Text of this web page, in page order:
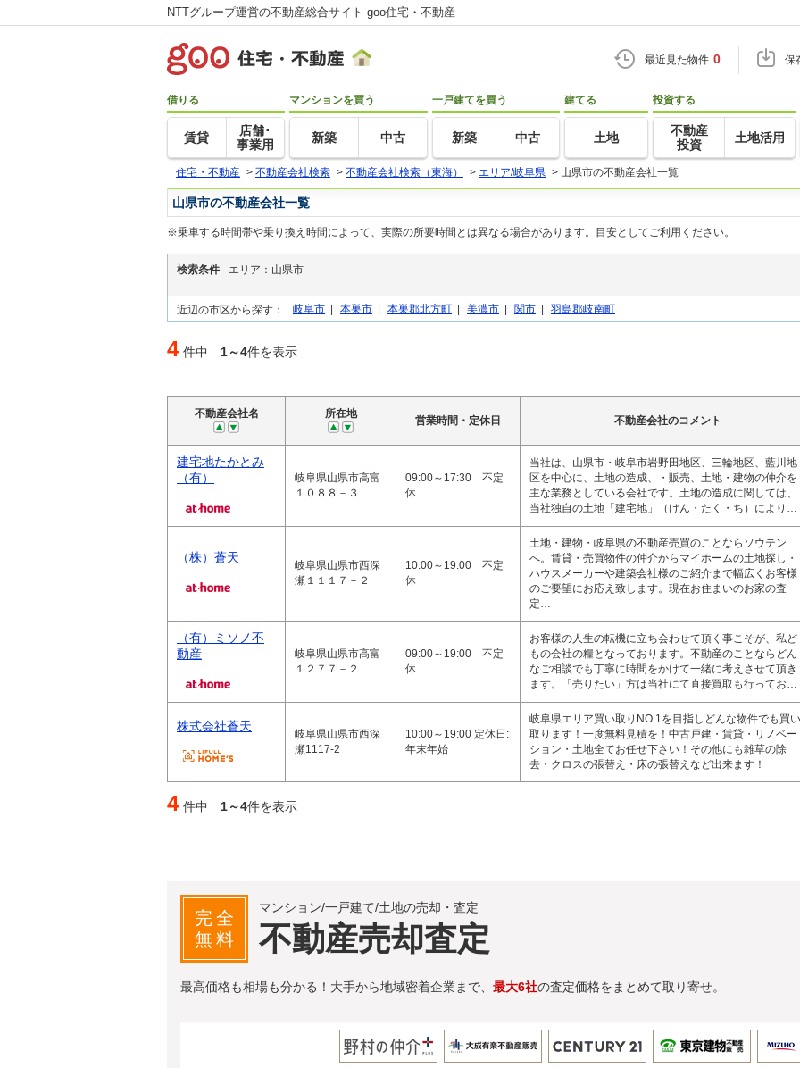
NTTグループ運営の不動産総合サイト goo住宅・不動産
最近見た物件 0 保
借りる
賃貸
店舗･
事業用
マンションを買う
新築 中古
一戸建てを買う
新築 中古
建てる
土地
投資する
不動産
投資
土地活用
住宅・不動産 > 不動産会社検索 > 不動産会社検索（東海） > エリア/岐阜県 > 山県市の不動産会社一覧
山県市の不動産会社一覧
※乗車する時間帯や乗り換え時間によって、実際の所要時間とは異なる場合があります。目安としてご利用ください。
検索条件 エリア：山県市
近辺の市区から探す： 岐阜市 | 本巣市 | 本巣郡北方町 | 美濃市 | 関市 | 羽島郡岐南町
4 件中 1～4件を表示
不動産会社名 所在地
営業時間・定休日 不動産会社のコメント
建宅地たかとみ
（有）
岐阜県山県市高富
１０８８－３
09:00～17:30 不定
休
当社は、山県市・岐阜市岩野田地区、三輪地区、藍川地
区を中心に、土地の造成、・販売、土地・建物の仲介を
主な業務としている会社です。土地の造成に関しては、
当社独自の土地「建宅地」（けん・たく・ち）により…
（株）蒼天
岐阜県山県市西深
瀬１１１７－２
10:00～19:00 不定
休
土地・建物・岐阜県の不動産売買のことならソウテン
へ。賃貸・売買物件の仲介からマイホームの土地探し・
ハウスメーカーや建築会社様のご紹介まで幅広くお客様
のご要望にお応え致します。現在お住まいのお家の査
定…
（有）ミソノ不
動産
岐阜県山県市高富
１２７７－２
09:00～19:00 不定
休
お客様の人生の転機に立ち会わせて頂く事こそが、私ど
もの会社の糧となっております。不動産のことならどん
なご相談でも丁寧に時間をかけて一緒に考えさせて頂き
ます。「売りたい」方は当社にて直接買取も行ってお…
株式会社蒼天
岐阜県山県市西深
瀬1117-2
10:00～19:00 定休日:
年末年始
岐阜県エリア買い取りNO.1を目指しどんな物件でも買い
取ります！一度無料見積を！中古戸建・賃貸・リノベー
ション・土地全てお任せ下さい！その他にも雑草の除
去・クロスの張替え・床の張替えなど出来ます！
4 件中 1～4件を表示
完全
無料
マンション/一戸建て/土地の売却・査定
不動産売却査定
最高価格も相場も分かる！大手から地域密着企業まで、 最大6社の査定価格をまとめて取り寄せ。